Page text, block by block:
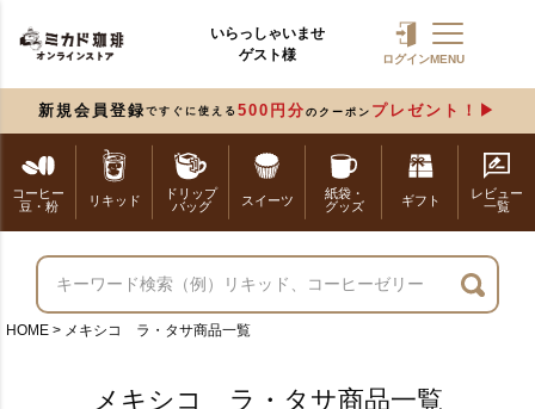
いらっしゃいませ
ゲスト様
ログインMENU
新規会員登録 ですぐに使える 500円分 のクーポン プレゼント！
コーヒー
豆・粉
リキッド
ドリップ
バッグ
スイーツ
紙袋・
グッズ
ギフト
レビュー
一覧
HOME メキシコ ラ・タサ商品一覧
メキシコ ラ・タサ商品一覧
バンドル販売
予約商品
予約商品のみを表示
並び順
新着順
登録順
価格が高い順